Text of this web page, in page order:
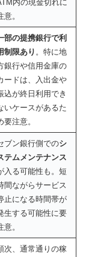
内の現金切れに
意。
部の提携銀行で利
制限あり 。特に地
銀行や信用金庫の
ードは、入出金や
込が終日利用でき
いケースがあるた
要注意。
ブン銀行側でのシ
テムメンテナンス
入る可能性も。短
間ながらサービス
止になる時間帯が
生する可能性に要
意。
次、通常通りの稼